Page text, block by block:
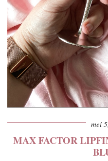
mei
MAX FACTOR